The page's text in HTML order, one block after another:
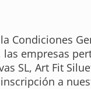
Condiciones
empresas
SL, Art Fit
a